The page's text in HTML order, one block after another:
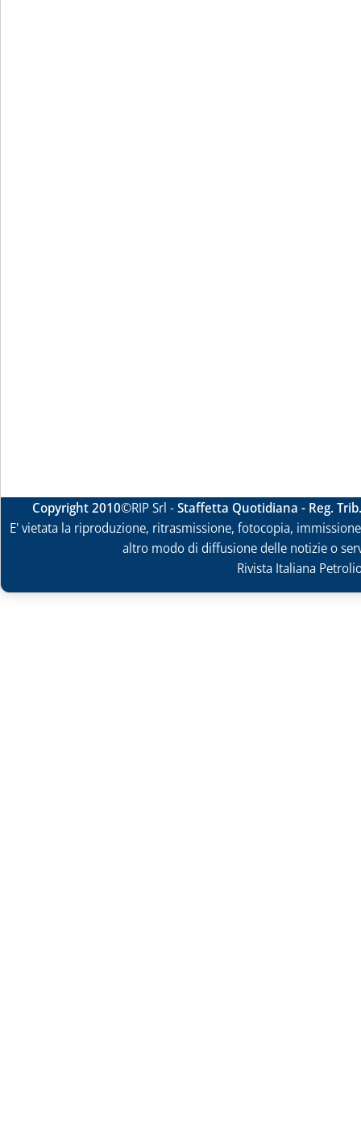
Copyright 2010©RIP Srl -Staffetta Quotidiana - Reg.
E' vietata la riproduzione, ritrasmissione, fotocopia,
altro modo di diffusione delle notizie o
Rivista Italiana